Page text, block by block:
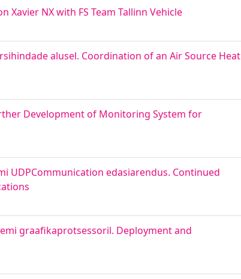
NX with FS Team Tallinn Vehicle
alusel. Coordination of an Air Source Heat
Development of Monitoring System for
UDPCommunication edasiarendus. Continued
graafikaprotsessoril. Deployment and